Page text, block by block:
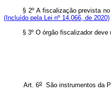
§ 2º A fiscalização prevista
(Incluído pela Lei nº 14.066, de 2020)
§ 3º O órgão fiscalizador
Art. 6o São instrumentos da